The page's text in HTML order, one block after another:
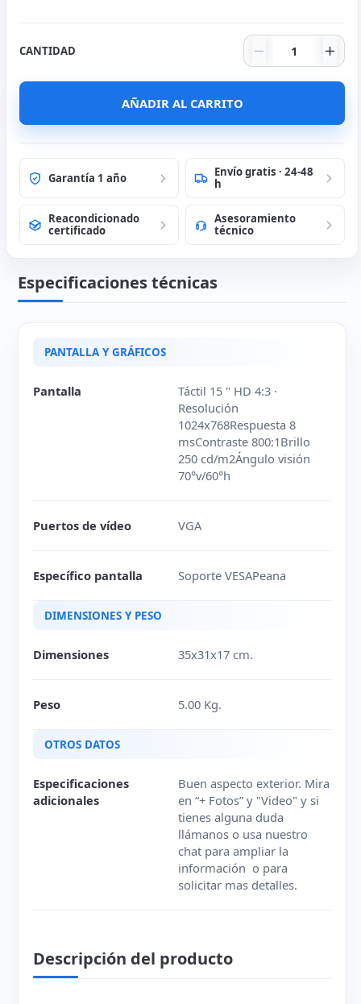
CANTIDAD Lote ELO
AÑADIR AL CARRITO
Garantía 1 año
Envío gratis · 24-48
h
Reacondicionado
certificado
Asesoramiento
técnico
Especificaciones técnicas
PANTALLA Y GRÁFICOS
Pantalla
Táctil 15 '' HD 4:3 ·
Resolución
1024x768Respuesta 8
msContraste 800:1Brillo
250 cd/m2Ángulo visión
70°v/60°h
Puertos de vídeo VGA
Específico pantalla Soporte VESAPeana
DIMENSIONES Y PESO
Dimensiones 35x31x17 cm.
Peso 5.00 Kg.
OTROS DATOS
Especificaciones
adicionales
Buen aspecto exterior. Mira
en “+ Fotos” y "Video" y si
tienes alguna duda
llámanos o usa nuestro
chat para ampliar la
información o para
solicitar mas detalles.
Descripción del producto